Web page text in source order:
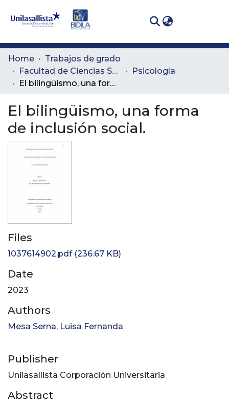
Communities
& Collections
All of DSpace
Statistics
Home
Trabajos de grado
Facultad de Ciencias Sociales y Educación
Psicología
El bilingüismo, una forma de inclusión social.
El bilingüismo, una forma
de inclusión social.
Files
1037614902.pdf(236.67 KB)
Date
2023
Authors
Mesa Serna, Luisa Fernanda
Publisher
Unilasallista Corporación Universitaria
Abstract